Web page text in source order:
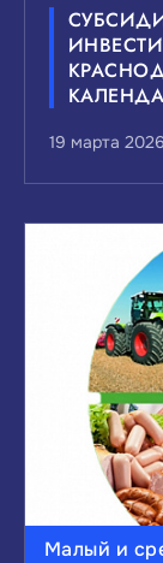
19 марта 2026
Малый и